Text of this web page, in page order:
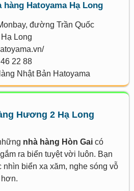
Hatoyama Hạ Long
đường Trần Quốc
Long
22 88
Nhật Bản Hatoyama
Hương 2 Hạ Long
nhà hàng Hòn Gai có
ra biển tuyệt vời luôn. Bạn
biển xa xăm, nghe sóng vỗ
hơn.